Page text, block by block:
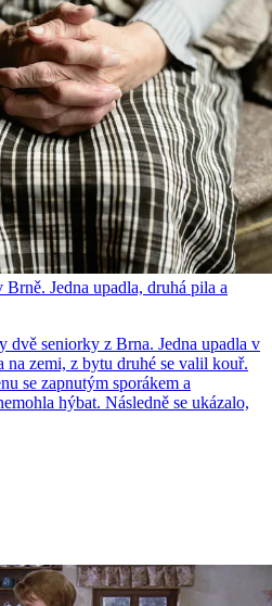
Jedna upadla, druhá pila a
dvě seniorky z Brna. Jedna upadla v
zemi, z bytu druhé se valil kouř.
se zapnutým sporákem a
hýbat. Následně se ukázalo,